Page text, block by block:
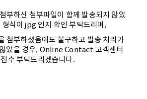
부하신 첨부파일이 함께 발송되지 않았
식이 jpg 인지 확인 부탁드리며,
첨부하셨음에도 불구하고 발송 처리가
았을 경우, Online Contact 고객센터
수 부탁드리겠습니다.